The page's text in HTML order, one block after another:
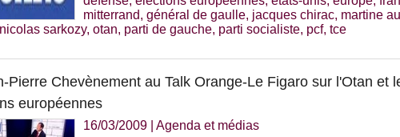
mitterrand, général de gaulle, jacques chirac, martine
nicolas sarkozy, otan, parti de gauche, parti socialiste, pcf, tce
Pierre Chevènement au Talk Orange-Le Figaro sur l'Otan et
européennes
16/03/2009 Agenda et médias